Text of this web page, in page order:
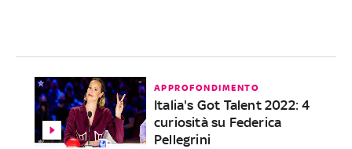
APPROFONDIMENTO
Italia's Got Talent 2022: 4
curiosità su Federica
Pellegrini